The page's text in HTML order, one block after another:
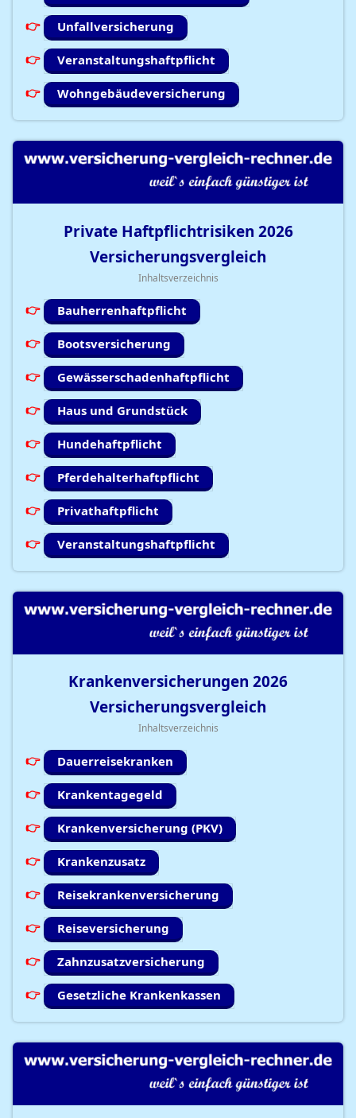
Unfallversicherung
Veranstaltungshaftpflicht
Wohngebäudeversicherung
Private Haftpflichtrisiken 2026
Versicherungsvergleich
Inhaltsverzeichnis
Bauherrenhaftpflicht
Bootsversicherung
Gewässerschadenhaftpflicht
Haus und Grundstück
Hundehaftpflicht
Pferdehalterhaftpflicht
Privathaftpflicht
Veranstaltungshaftpflicht
Krankenversicherungen 2026
Versicherungsvergleich
Inhaltsverzeichnis
Dauerreisekranken
Krankentagegeld
Krankenversicherung (PKV)
Krankenzusatz
Reisekrankenversicherung
Reiseversicherung
Zahnzusatzversicherung
Gesetzliche Krankenkassen